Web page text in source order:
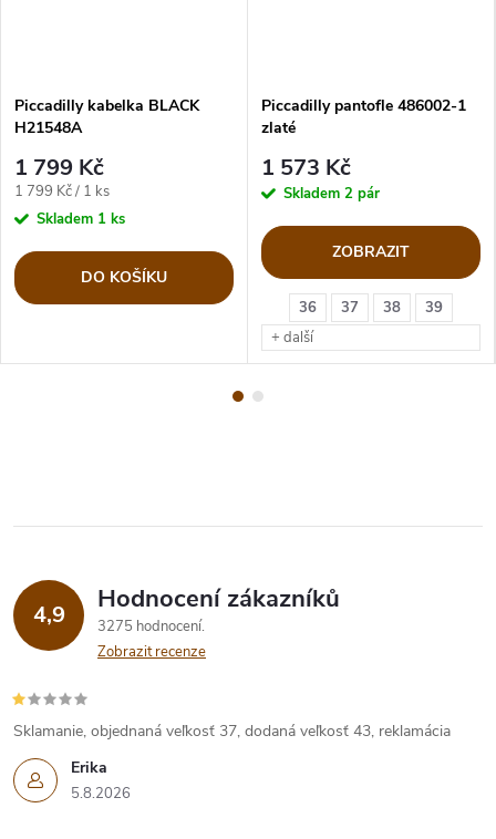
Piccadilly kabelka BLACK
H21548A
1 799 Kč
Měrná
cena:
1 799 Kč / 1 ks
Skladem 1 ks
DO KOŠÍKU
36 37 38
39
+ další
Piccadilly pantofle 486002-1
zlaté
1 573 Kč
Skladem 2 pár
ZOBRAZIT
4,9 Hodnocení zákazníků
3275 hodnocení
Zobrazit recenze
Erika
5.8.2026
Sklamanie, objednaná veľkosť 37, dodaná veľkosť 43, reklamácia